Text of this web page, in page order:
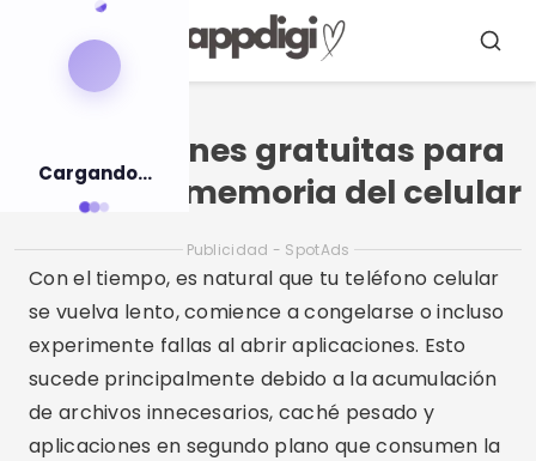
Cargando...
Menú
Aplicaciones gratuitas para
limpiar la memoria del celular
Publicidad - SpotAds
Con el tiempo, es natural que tu teléfono celular
se vuelva lento, comience a congelarse o incluso
experimente fallas al abrir aplicaciones. Esto
sucede principalmente debido a la acumulación
de archivos innecesarios, caché pesado y
aplicaciones en segundo plano que consumen la